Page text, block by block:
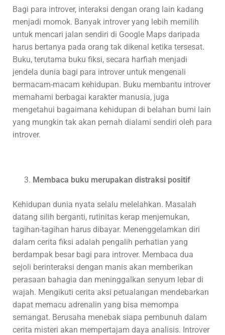
Bagi para introver, interaksi dengan orang lain kadang
menjadi momok. Banyak introver yang lebih memilih
untuk mencari jalan sendiri di Google Maps daripada
harus bertanya pada orang tak dikenal ketika tersesat.
Buku, terutama buku fiksi, secara harfiah menjadi
jendela dunia bagi para introver untuk mengenali
bermacam-macam kehidupan. Buku membantu introver
memahami berbagai karakter manusia, juga
mengetahui bagaimana kehidupan di belahan bumi lain
yang mungkin tak akan pernah dialami sendiri oleh para
introver.
Membaca buku merupakan distraksi positif
Kehidupan dunia nyata selalu melelahkan. Masalah
datang silih berganti, rutinitas kerap menjemukan,
tagihan-tagihan harus dibayar. Menenggelamkan diri
dalam cerita fiksi adalah pengalih perhatian yang
berdampak besar bagi para introver. Membaca dua
sejoli berinteraksi dengan manis akan memberikan
perasaan bahagia dan meninggalkan senyum lebar di
wajah. Mengikuti cerita aksi petualangan mendebarkan
dapat memacu adrenalin yang bisa memompa
semangat. Berusaha menebak siapa pembunuh dalam
cerita misteri akan mempertajam daya analisis. Introver